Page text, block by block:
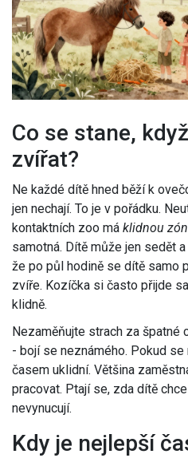
Co se stane,
zvířat?
Ne každé dítě hned běží k
jen nechají. To je v pořádku.
kontaktních zoo má klidnou
samotná. Dítě může jen sedět
že po půl hodině se dítě samo
zvíře. Kozíčka si často přijde
klidně.
Nezaměňujte strach za špatné
- bojí se neznámého. Pokud
časem uklidní. Většina
pracovat. Ptají se, zda dítě
nevynucují.
Kdy je nejlepší